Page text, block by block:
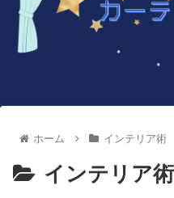
ホーム インテリア術
インテリア術